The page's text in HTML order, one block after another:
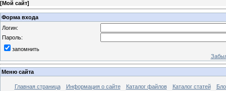
[Мой сайт]
Форма входа
Логин:
Пароль:
запомнить
Меню сайта
Главная страница Информация о сайте Каталог файлов Каталог статей